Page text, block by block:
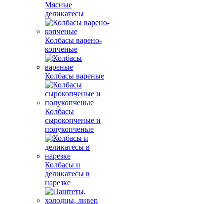
Мясные
деликатесы
Колбасы варено-
копченые
Колбасы вареные
Колбасы
сырокопченые и
полукопченые
Колбасы и
деликатесы в
нарезке